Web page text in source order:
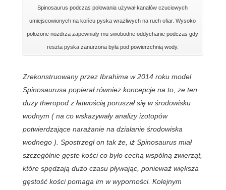
Spinosaurus podczas polowania używał kanałów czuciowych
umiejscowionych na końcu pyska wrażliwych na ruch ofiar. Wysoko
położone nozdrza zapewniały mu swobodne oddychanie podczas gdy
reszta pyska zanurzona była pod powierzchnią wody.
Zrekonstruowany przez Ibrahima w 2014 roku model
Spinosaurusa popierał również koncepcje na to, że ten
duży theropod z łatwością poruszał się w środowisku
wodnym ( na co wskazywały analizy izotopów
potwierdzające narażanie na działanie środowiska
wodnego ). Spostrzegł on tak że, iż Spinosaurus miał
szczególnie gęste kości co było cechą wspólną zwierząt,
które spędzają dużo czasu pływając, ponieważ większa
gęstość kości pomaga im w wyporności. Kolejnym